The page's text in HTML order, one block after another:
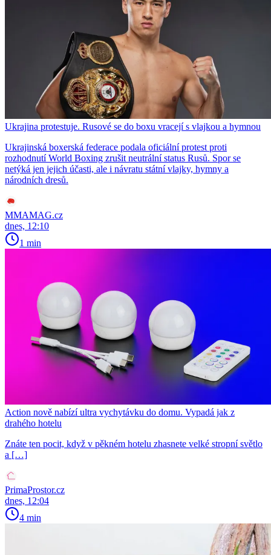
Ukrajina protestuje. Rusové se do boxu vracejí s vlajkou a hymnou
Ukrajinská boxerská federace podala oficiální protest proti
rozhodnutí World Boxing zrušit neutrální status Rusů. Spor se
netýká jen jejich účasti, ale i návratu státní vlajky, hymny a
národních dresů.
MMAMAG.cz
dnes, 12:10
1 min
Action nově nabízí ultra vychytávku do domu. Vypadá jak z
drahého hotelu
Znáte ten pocit, když v pěkném hotelu zhasnete velké stropní světlo
a […]
PrimaProstor.cz
dnes, 12:04
4 min